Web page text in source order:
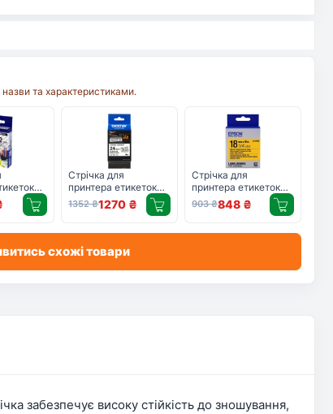
назви та характеристиками.
Стрічка для
принтера етикеток
Brother TZES251
1352₴1270 ₴
Стрічка для
принтера етикеток
Epson LK5YBW
(C53S655010)
903₴848 ₴
схожі товари
забезпечує високу стійкість до зношування,